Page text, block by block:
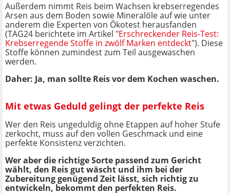
Außerdem nimmt Reis beim Wachsen krebserregendes
Arsen aus dem Boden sowie Mineralöle auf wie unter
anderem die Experten von Ökotest herausfanden
(TAG24 berichtete im Artikel "Erschreckender Reis-Test:
Krebserregende Stoffe in zwölf Marken entdeckt"). Diese
Stoffe können zumindest zum Teil ausgewaschen
werden.
Daher: Ja, man sollte Reis vor dem Kochen waschen.
Mit etwas Geduld gelingt der perfekte Reis
Wer den Reis ungeduldig ohne Etappen auf hoher Stufe
zerkocht, muss auf den vollen Geschmack und eine
perfekte Konsistenz verzichten.
Wer aber die richtige Sorte passend zum Gericht
wählt, den Reis gut wäscht und ihm bei der
Zubereitung genügend Zeit lässt, sich richtig zu
entwickeln, bekommt den perfekten Reis.